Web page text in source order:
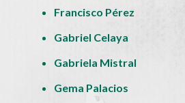
Francisco Pérez
Gabriel Celaya
Gabriela Mistral
Gema Palacios